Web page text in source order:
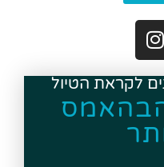
לקראת הטיול